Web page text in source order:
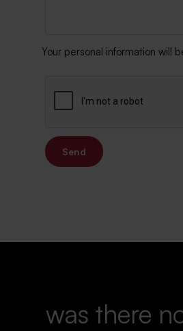
Your personal information will
Send
was there